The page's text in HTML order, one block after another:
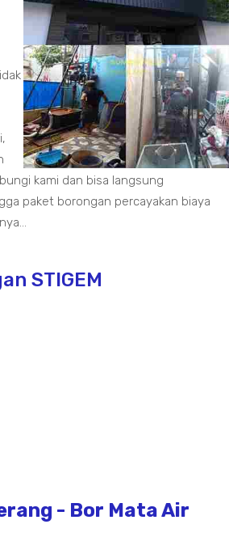
kami dan bisa langsung
paket borongan percayakan biaya
STIGEM
- Bor Mata Air